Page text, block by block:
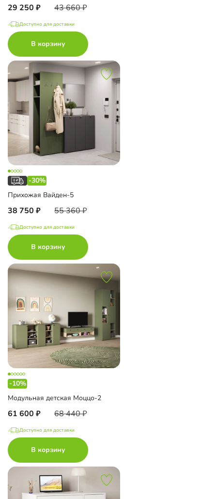
29 250 43 660
Доступно для доставки
В корзину
-30%
Прихожая Вайден-5
38 750 55 360
Доступно для доставки
В корзину
-10%
Модульная детская Моццо-2
61 600 68 440
Доступно для доставки
В корзину